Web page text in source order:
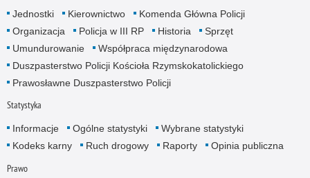
Jednostki Kierownictwo
Komenda Główna Policji
Organizacja
Policja w III RP Historia
Sprzęt
Umundurowanie
Współpraca międzynarodowa
Duszpasterstwo Policji Kościoła Rzymskokatolickiego
Prawosławne Duszpasterstwo Policji
Statystyka
Informacje Ogólne statystyki
Wybrane statystyki
Kodeks karny
Ruch drogowy Raporty Opinia publiczna
Prawo